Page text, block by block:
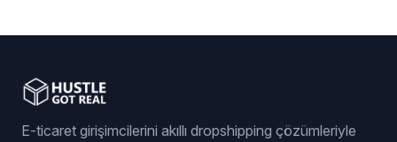
E-ticaret girişimcilerini akıllı dropshipping çözümleriyle